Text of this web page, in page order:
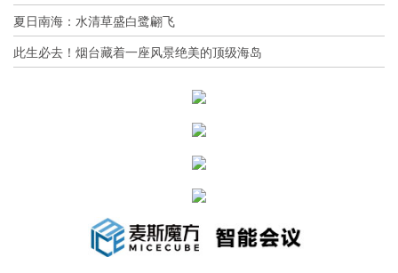
夏日南海：水清草盛白鹭翩飞
此生必去！烟台藏着一座风景绝美的顶级海岛